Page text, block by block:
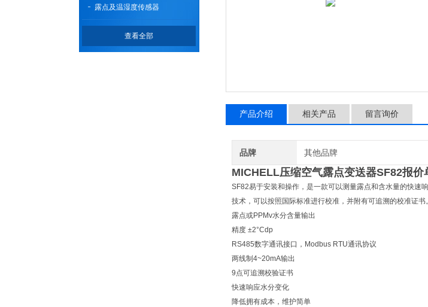
露点及温湿度传感器
查看全部
产品介绍 相关产品 留言询价
品牌 其他品牌
MICHELL压缩空气露点变送器SF82报价
SF82易于安装和操作，是一款可以测量露点和含水量的快速
技术，可以按照国际标准进行校准，并附有可追溯的校准证书。
露点或PPMv水分含量输出
精度 ±2°Cdp
RS485数字通讯接口，Modbus RTU通讯协议
两线制4~20mA输出
9点可追溯校验证书
快速响应水分变化
降低拥有成本，维护简单